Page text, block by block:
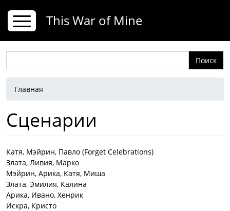
This War of Mine
Строка навигации
Главная
Сценарии
Катя, Мэйрин, Павло (Forget Celebrations)
Злата, Ливия, Марко
Мэйрин, Арика, Катя, Миша
Злата, Эмилия, Калина
Арика, Ивано, Хенрик
Искра, Кристо